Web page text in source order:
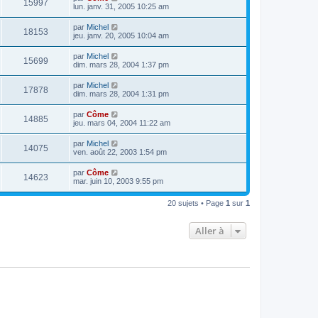
15997
lun. janv. 31, 2005 10:25 am
18153 par Michel
jeu. janv. 20, 2005 10:04 am
15699 par Michel
dim. mars 28, 2004 1:37 pm
17878 par Michel
dim. mars 28, 2004 1:31 pm
14885 par Côme
jeu. mars 04, 2004 11:22 am
14075 par Michel
ven. août 22, 2003 1:54 pm
14623 par Côme
mar. juin 10, 2003 9:55 pm
20 sujets • Page 1 sur 1
Aller à